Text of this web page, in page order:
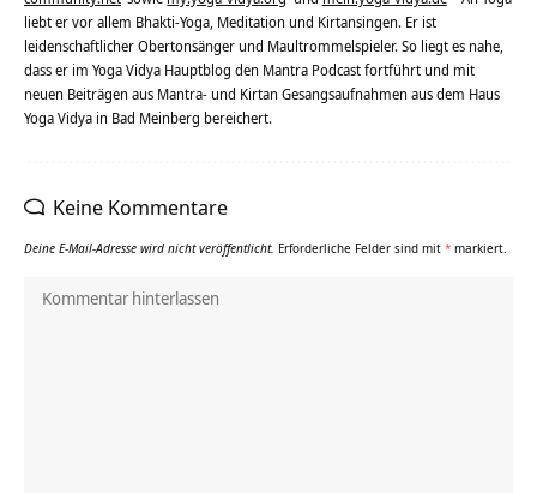
liebt er vor allem Bhakti-Yoga, Meditation und Kirtansingen. Er ist
leidenschaftlicher Obertonsänger und Maultrommelspieler. So liegt es nahe,
dass er im Yoga Vidya Hauptblog den Mantra Podcast fortführt und mit
neuen Beiträgen aus Mantra- und Kirtan Gesangsaufnahmen aus dem Haus
Yoga Vidya in Bad Meinberg bereichert.
Keine Kommentare
Deine E-Mail-Adresse wird nicht veröffentlicht. Erforderliche Felder sind mit * markiert.